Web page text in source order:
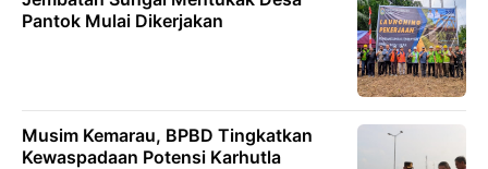
Pantok Mulai Dikerjakan
Musim Kemarau, BPBD Tingkatkan
Kewaspadaan Potensi Karhutla